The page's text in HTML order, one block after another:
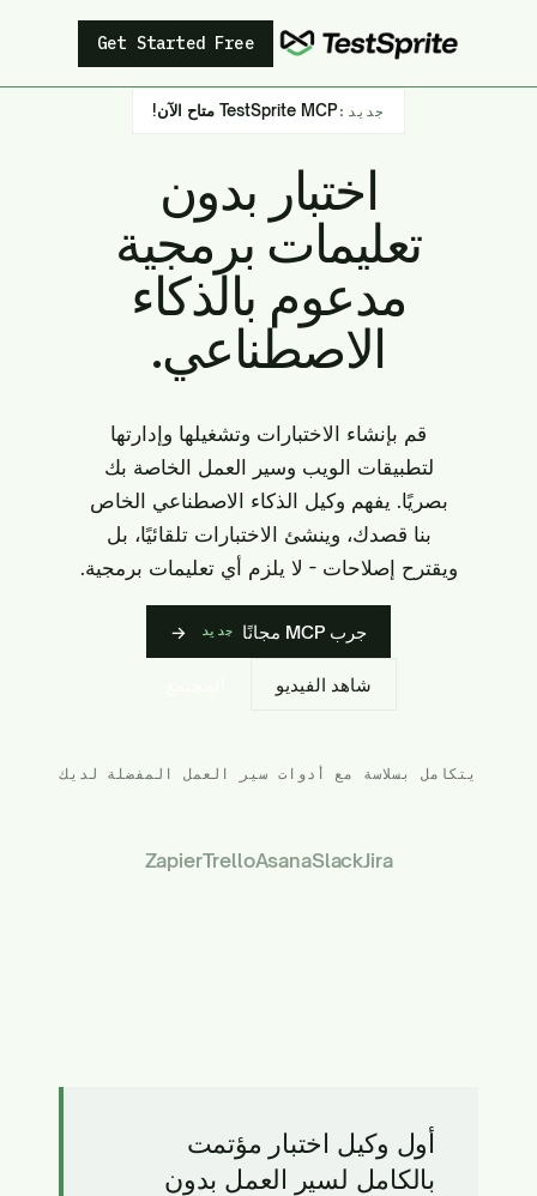
Get Started Free
جديد: TestSprite MCP متاح الآن!
اختبار بدون
تعليمات برمجية
مدعوم بالذكاء
الاصطناعي.
قم بإنشاء الاختبارات وتشغيلها وإدارتها
لتطبيقات الويب وسير العمل الخاصة بك
بصريًا. يفهم وكيل الذكاء الاصطناعي الخاص
بنا قصدك، وينشئ الاختبارات تلقائيًا، بل
ويقترح إصلاحات - لا يلزم أي تعليمات برمجية.
جرب MCP مجانًا جديد →
شاهد الفيديو
يتكامل بسلاسة مع أدوات سير العمل المفضلة لديك
Jira
Slack
Asana
Trello
Zapier
أول وكيل اختبار مؤتمت
بالكامل لسير العمل بدون